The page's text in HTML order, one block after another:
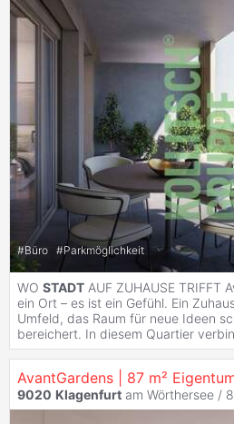
#Büro #Parkmöglichkeit
WO STADT AUF ZUHAUSE TRIFFT
ein Ort – es ist ein Gefühl. Ein
Umfeld, das Raum für neue Ideen
bereichert. In diesem Quartier
AvantGardens | 87 m²
9020 Klagenfurt am Wörthersee /